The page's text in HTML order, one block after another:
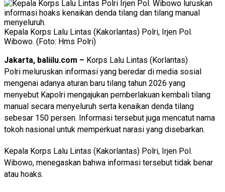
Kepala Korps Lalu Lintas (Kakorlantas) Polri, Irjen Pol.
Wibowo. (Foto: Hms Polri)
Jakarta, baliilu.com – Korps Lalu Lintas (Korlantas)
Polri meluruskan informasi yang beredar di media sosial
mengenai adanya aturan baru tilang tahun 2026 yang
menyebut Kapolri mengajukan pemberlakuan kembali tilang
manual secara menyeluruh serta kenaikan denda tilang
sebesar 150 persen. Informasi tersebut juga mencatut nama
tokoh nasional untuk memperkuat narasi yang disebarkan.
Kepala Korps Lalu Lintas (Kakorlantas) Polri, Irjen Pol.
Wibowo, menegaskan bahwa informasi tersebut tidak benar
atau hoaks.